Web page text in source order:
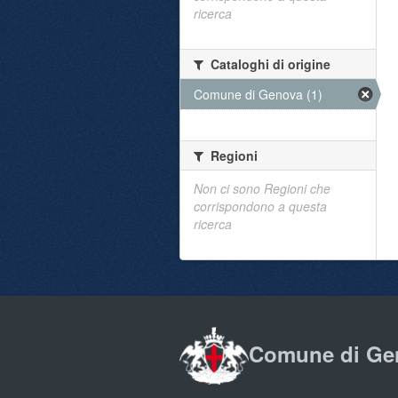
ricerca
Cataloghi di origine
Comune di Genova (1)
Regioni
Non ci sono Regioni che
corrispondono a questa
ricerca
Comune di